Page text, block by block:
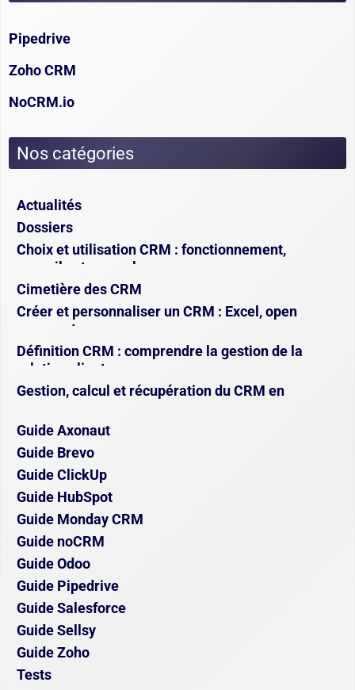
Pipedrive
Zoho CRM
NoCRM.io
Nos catégories
Actualités
Dossiers
Choix et utilisation CRM : fonctionnement,
conseils et exemples
Cimetière des CRM
Créer et personnaliser un CRM : Excel, open
source et sur-mesure
Définition CRM : comprendre la gestion de la
relation client
Gestion, calcul et récupération du CRM en
Guide Axonaut
Guide Brevo
Guide ClickUp
Guide HubSpot
Guide Monday CRM
Guide noCRM
Guide Odoo
Guide Pipedrive
Guide Salesforce
Guide Sellsy
Guide Zoho
Tests